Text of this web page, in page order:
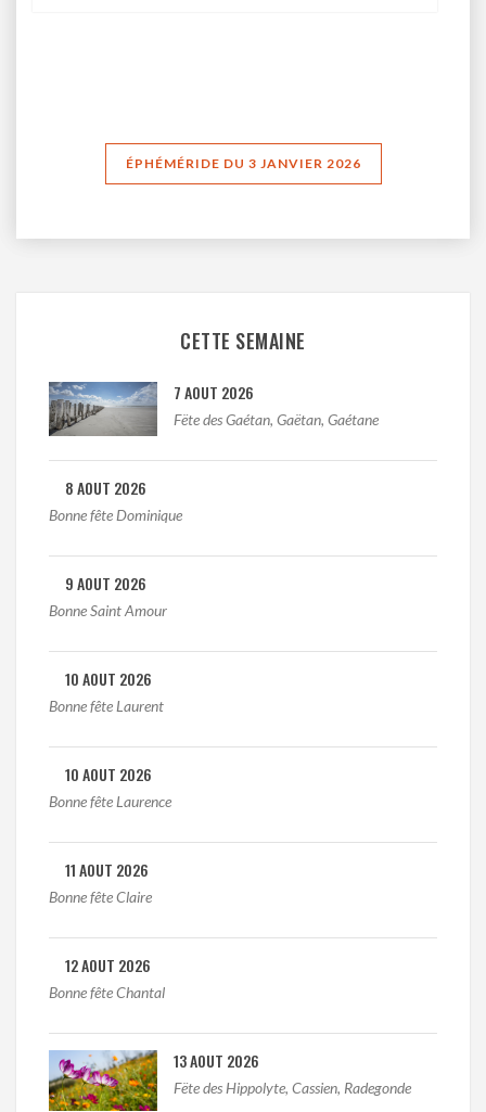
ÉPHÉMÉRIDE DU 3 JANVIER 2026
CETTE SEMAINE
7 AOUT 2026
Fëte des Gaétan, Gaëtan, Gaétane
8 AOUT 2026
Bonne fête Dominique
9 AOUT 2026
Bonne Saint Amour
10 AOUT 2026
Bonne fête Laurent
10 AOUT 2026
Bonne fête Laurence
11 AOUT 2026
Bonne fête Claire
12 AOUT 2026
Bonne fête Chantal
13 AOUT 2026
Fëte des Hippolyte, Cassien, Radegonde